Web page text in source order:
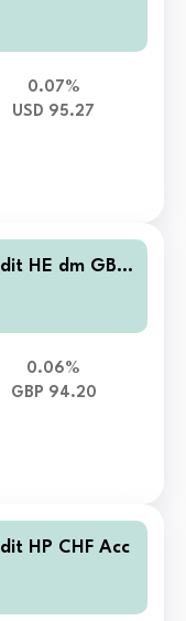
0.07%
USD 95.27
HE dm GBP
0.06%
GBP 94.20
HP CHF Acc